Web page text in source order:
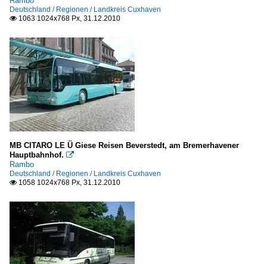
Deutschland / Regionen / Landkreis Cuxhaven
 1063 1024x768 Px, 31.12.2010
MB CITARO LE Ü Giese Reisen Beverstedt, am Bremerhavener
Hauptbahnhof. 
Rambo
Deutschland / Regionen / Landkreis Cuxhaven
 1058 1024x768 Px, 31.12.2010